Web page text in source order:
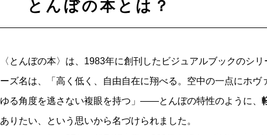
とんぼの本とは？
〈とんぼの本〉は、1983年に創刊したビジュアルブックのシ
ーズ名は、「高く低く、自由自在に翔べる。空中の一点にホヴ
ゆる角度を逃さない複眼を持つ」――とんぼの特性のように、
ありたい、という思いから名づけられました。